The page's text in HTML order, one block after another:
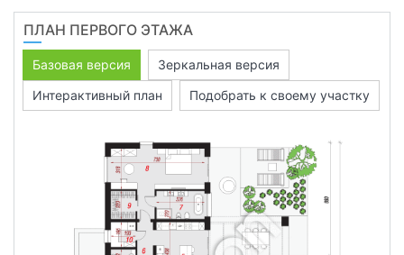
ПЛАН ПЕРВОГО ЭТАЖА
Базовая версия
Зеркальная версия
Интерактивный план
Подобрать к своему участку